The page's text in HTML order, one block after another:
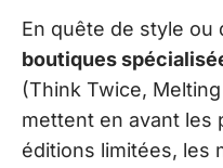
En quête de style ou
boutiques
(Think Twice,
mettent en avant les
éditions limitées, les